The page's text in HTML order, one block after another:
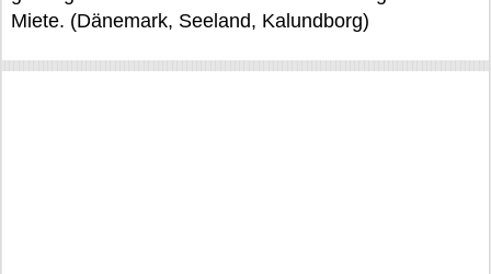
Miete. (Dänemark, Seeland, Kalundborg)